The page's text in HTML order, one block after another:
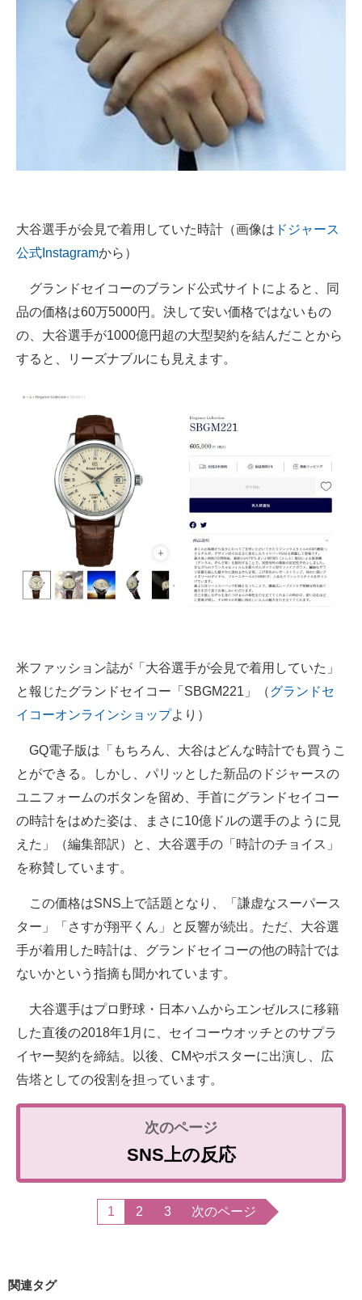
大谷選手が会見で着用していた時計（画像は ドジャース
公式Instagramから）
グランドセイコーのブランド公式サイトによると、同
品の価格は60万5000円。決して安い価格ではないもの
の、大谷選手が1000億円超の大型契約を結んだことから
すると、リーズナブルにも見えます。
米ファッション誌が「大谷選手が会見で着用していた」
と報じたグランドセイコー「SBGM221」（グランドセ
イコーオンラインショップより）
GQ電子版は「もちろん、大谷はどんな時計でも買うこ
とができる。しかし、パリッとした新品のドジャースの
ユニフォームのボタンを留め、手首にグランドセイコー
の時計をはめた姿は、まさに10億ドルの選手のように見
えた」（編集部訳）と、大谷選手の「時計のチョイス」
を称賛しています。
この価格はSNS上で話題となり、「謙虚なスーパース
ター」「さすが翔平くん」と反響が続出。ただ、大谷選
手が着用した時計は、グランドセイコーの他の時計では
ないかという指摘も聞かれています。
大谷選手はプロ野球・日本ハムからエンゼルスに移籍
した直後の2018年1月に、セイコーウオッチとのサプラ
イヤー契約を締結。以後、CMやポスターに出演し、広
告塔としての役割を担っています。
SNS上の反応
1 2 3 次のページ
関連タグ